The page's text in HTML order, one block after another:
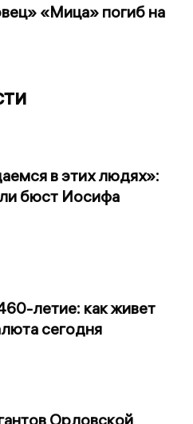
«Мица» погиб на
в этих людях»:
бюст Иосифа
летие: как живет
сегодня
Орловской